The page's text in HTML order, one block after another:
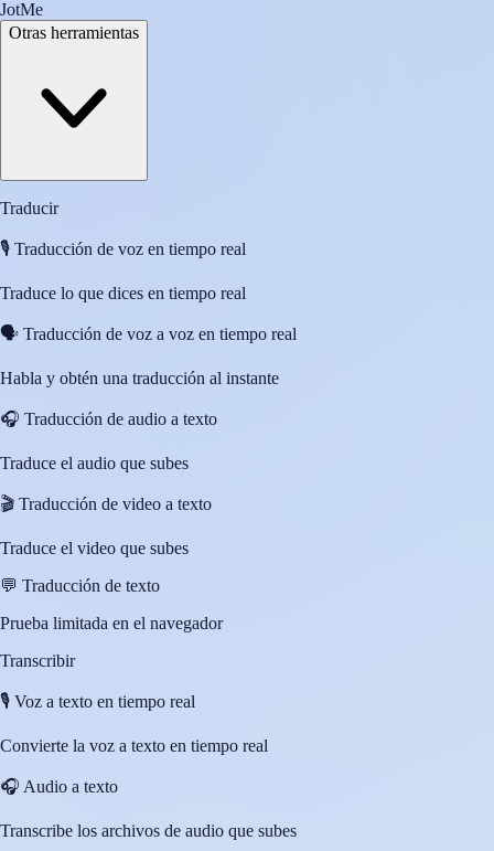
JotMe
Otras herramientas
Traducir
🎙️ Traducción de voz en tiempo real
Traduce lo que dices en tiempo real
🗣️ Traducción de voz a voz en tiempo real
Habla y obtén una traducción al instante
🎧 Traducción de audio a texto
Traduce el audio que subes
🎬 Traducción de video a texto
Traduce el video que subes
💬 Traducción de texto
Prueba limitada en el navegador
Transcribir
🎙️ Voz a texto en tiempo real
Convierte la voz a texto en tiempo real
🎧 Audio a texto
Transcribe los archivos de audio que subes